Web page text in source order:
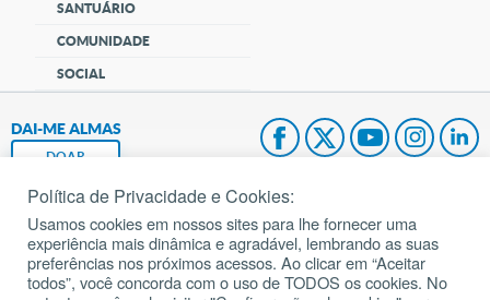
SANTUÁRIO
COMUNIDADE
SOCIAL
DAI-ME ALMAS
DOAR
Fundação João Paulo II
Pedido de Oração
Política de Privacidade e Cookies:
Usamos cookies em nossos sites para lhe fornecer uma
experiência mais dinâmica e agradável, lembrando as suas
preferências nos próximos acessos. Ao clicar em “Aceitar
todos”, você concorda com o uso de TODOS os cookies. No